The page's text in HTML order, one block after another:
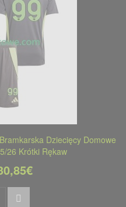
Dziecięcy Domowe
26 Krótki Rękaw